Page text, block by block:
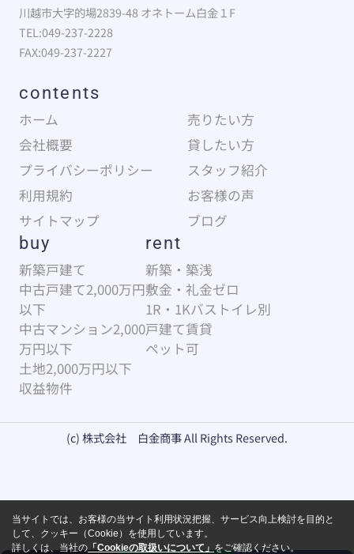
川越市大字的場2839-48 オネトーム白金１F
TEL:049-237-2228
FAX:049-237-2227
contents
ホーム
売りたい方
会社概要
貸したい方
プライバシーポリシー
スタッフ紹介
利用規約
お客様の声
サイトマップ
ブログ
buy
新築戸建て
中古戸建て2,000万円
以下
中古マンション2,000
万円以下
土地2,000万円以下
収益物件
rent
新築・築浅
敷金・礼金ゼロ
1R・1Kバストイレ別
戸建て賃貸
ペット可
(c) 株式会社 白金商事 All Rights Reserved.
当サイトでは、お客様の当サイト利用状況把握、サービス向上検討を目的と
して、クッキー（Cookie）を使用しています。
詳しくは、当社の「Cookieの取扱いについて」をご確認ください。